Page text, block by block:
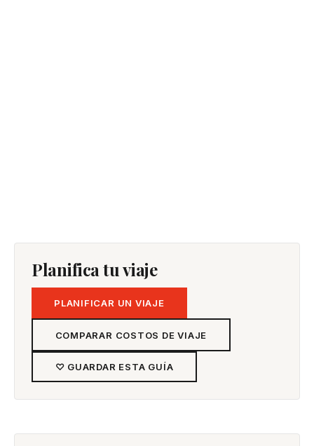
Planifica tu viaje
PLANIFICAR UN VIAJE
COMPARAR COSTOS DE VIAJE
♡ GUARDAR ESTA GUÍA